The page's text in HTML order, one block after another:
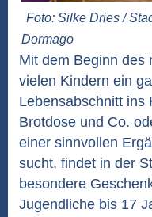
Foto: Silke Dries /
Dormago
Mit dem Beginn des
vielen Kindern ein
Lebensabschnitt ins
Brotdose und Co.
einer sinnvollen
sucht, findet in der
besondere
Jugendliche bis 17